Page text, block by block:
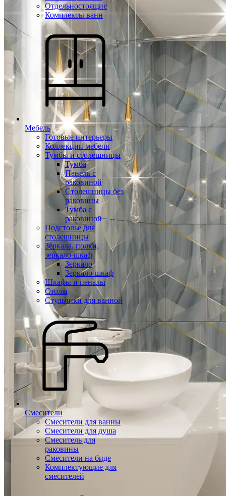
Отдельностоящие
Комплекты ванн
Мебель
Готовые интерьеры
Коллекции мебели
Тумбы и столешницы
Тумба
Панель с
раковиной
Столешницы без
раковины
Тумба с
раковиной
Подстолье для
столешницы
Зеркала, полки,
зеркало-шкаф
Зеркало
Зеркало-шкаф
Шкафы и пеналы
Столы
Стульчики для ванной
Смесители
Смесители для ванны
Смесители для душа
Смеситель для
раковины
Смесители на биде
Комплектующие для
смесителей